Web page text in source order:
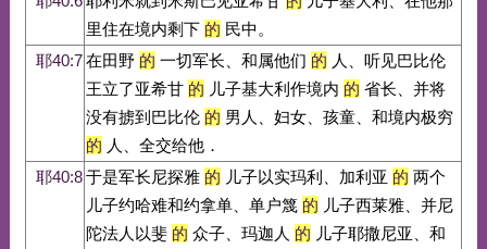
里住在境内剩下 的 民中。
耶40:7在田野 的 一切军长、和属他们 的 人、听见巴比伦
王立了亚希甘 的 儿子基大利作境内 的 省长、并将
没有掳到巴比伦 的 男人、妇女、孩童、和境内极穷
的 人、全交给他．
耶40:8于是军长尼探雅 的 儿子以实玛利、加利亚 的 两个
儿子约哈难和约拿单、单户篾 的 儿子西莱雅、并尼
陀法人以斐 的 众子、玛迦人 的 儿子耶撒尼亚、和